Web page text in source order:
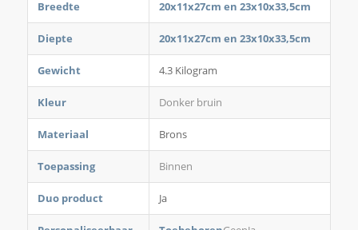
Breedte 20x11x27cm en 23x10x33,5cm
Diepte 20x11x27cm en 23x10x33,5cm
Gewicht 4.3 Kilogram
Kleur Donker bruin
Materiaal Brons
Toepassing Binnen
Duo product Ja